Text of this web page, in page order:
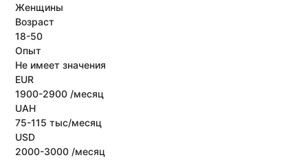
Женщины
Возраст
18-50
Опыт
Не имеет значения
EUR
1900-2900 /месяц
UAH
75-115 тыс/месяц
USD
2000-3000 /месяц